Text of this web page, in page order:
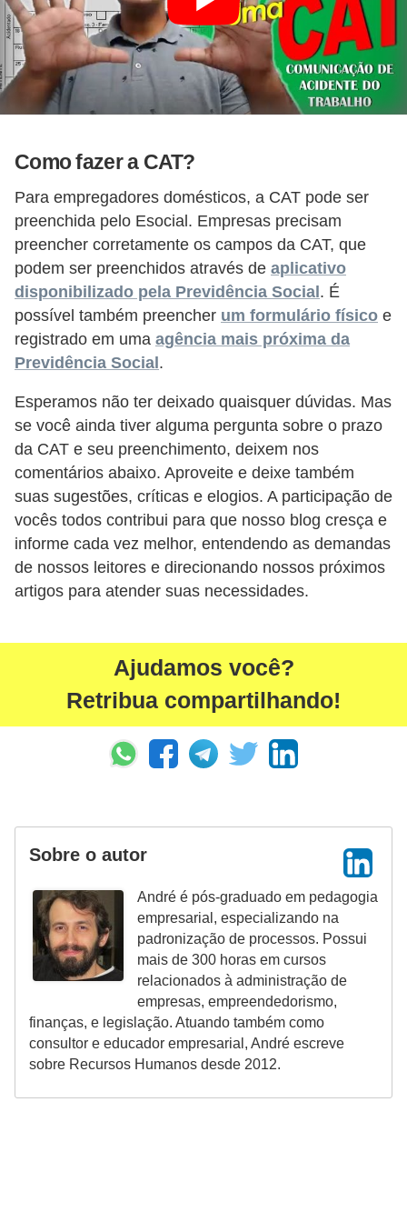
Como fazer a CAT?
Para empregadores domésticos, a CAT pode ser
preenchida pelo Esocial. Empresas precisam
preencher corretamente os campos da CAT, que
podem ser preenchidos através de aplicativo
disponibilizado pela Previdência Social. É
possível também preencher um formulário físico e
registrado em uma agência mais próxima da
Previdência Social.
Esperamos não ter deixado quaisquer dúvidas. Mas
se você ainda tiver alguma pergunta sobre o prazo
da CAT e seu preenchimento, deixem nos
comentários abaixo. Aproveite e deixe também
suas sugestões, críticas e elogios. A participação de
vocês todos contribui para que nosso blog cresça e
informe cada vez melhor, entendendo as demandas
de nossos leitores e direcionando nossos próximos
artigos para atender suas necessidades.
Ajudamos você?
Retribua compartilhando!
Sobre o autor
André é pós-graduado em pedagogia
empresarial, especializando na
padronização de processos. Possui
mais de 300 horas em cursos
relacionados à administração de
empresas, empreendedorismo,
finanças, e legislação. Atuando também como
consultor e educador empresarial, André escreve
sobre Recursos Humanos desde 2012.
a
b
a
l
h
o
r
t
a
r
i
a
1
5
1
0
M
T
E
R
u
a
n
o
s
R
e
l
ó